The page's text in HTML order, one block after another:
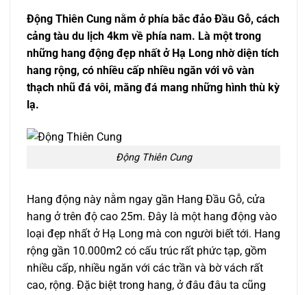
Động Thiên Cung nằm ở phía bắc đảo Đầu Gỗ, cách
cảng tàu du lịch 4km về phía nam. Là một trong
những hang động đẹp nhất ở Hạ Long nhờ diện tích
hang rộng, có nhiều cấp nhiều ngăn với vô vàn
thạch nhũ đá vôi, măng đá mang những hình thù kỳ
lạ.
Động Thiên Cung
Hang động này nằm ngay gần Hang Đầu Gỗ, cửa
hang ở trên độ cao 25m. Đây là một hang động vào
loại đẹp nhất ở Hạ Long mà con người biết tới. Hang
rộng gần 10.000m2 có cấu trúc rất phức tạp, gồm
nhiều cấp, nhiều ngăn với các trần và bờ vách rất
cao, rộng. Đặc biệt trong hang, ở đâu đâu ta cũng